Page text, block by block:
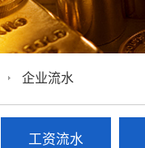
企业流水
工资流水